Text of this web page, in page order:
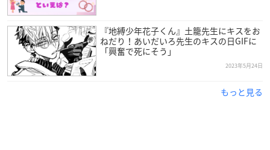
『地縛少年花子くん』土籠先生にキスをお
ねだり！あいだいろ先生のキスの日GIFに
「興奮で死にそう」
2023年5月24日
もっと見る